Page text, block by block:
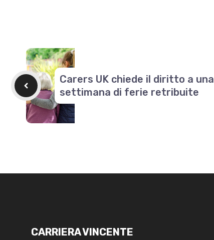
Carers UK chiede il diritto a una
settimana di ferie retribuite
CARRIERA VINCENTE